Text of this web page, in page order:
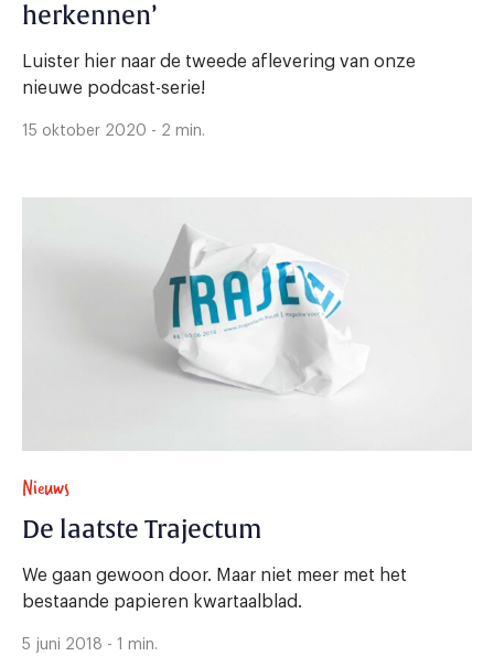
herkennen’
Luister hier naar de tweede aflevering van onze
nieuwe podcast-serie!
15 oktober 2020 - 2 min.
Nieuws
De laatste Trajectum
We gaan gewoon door. Maar niet meer met het
bestaande papieren kwartaalblad.
5 juni 2018 - 1 min.